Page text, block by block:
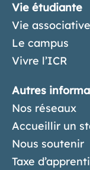
Vie étudiante
Vie associative
Le campus
Vivre l’ICR
Autres
Nos réseaux
Accueillir un
Nous soutenir
Taxe